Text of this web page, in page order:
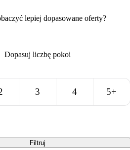
lepiej dopasowane oferty?
Dopasuj liczbę pokoi
3 4 5+
Filtruj